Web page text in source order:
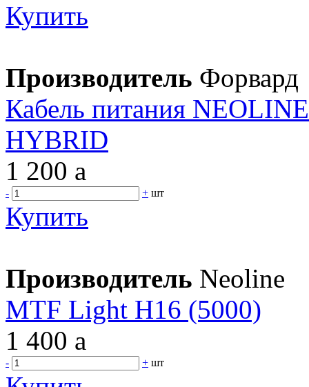
Купить
Производитель Форвард
Кабель питания
HYBRID
1 200 a
- + шт
Купить
Производитель Neoline
MTF Light H16 (5000)
1 400 a
- + шт